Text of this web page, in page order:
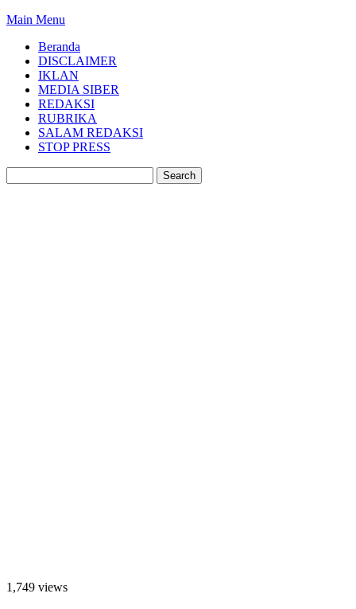
Main Menu
Beranda
DISCLAIMER
IKLAN
MEDIA SIBER
REDAKSI
RUBRIKA
SALAM REDAKSI
STOP PRESS
1,749 views